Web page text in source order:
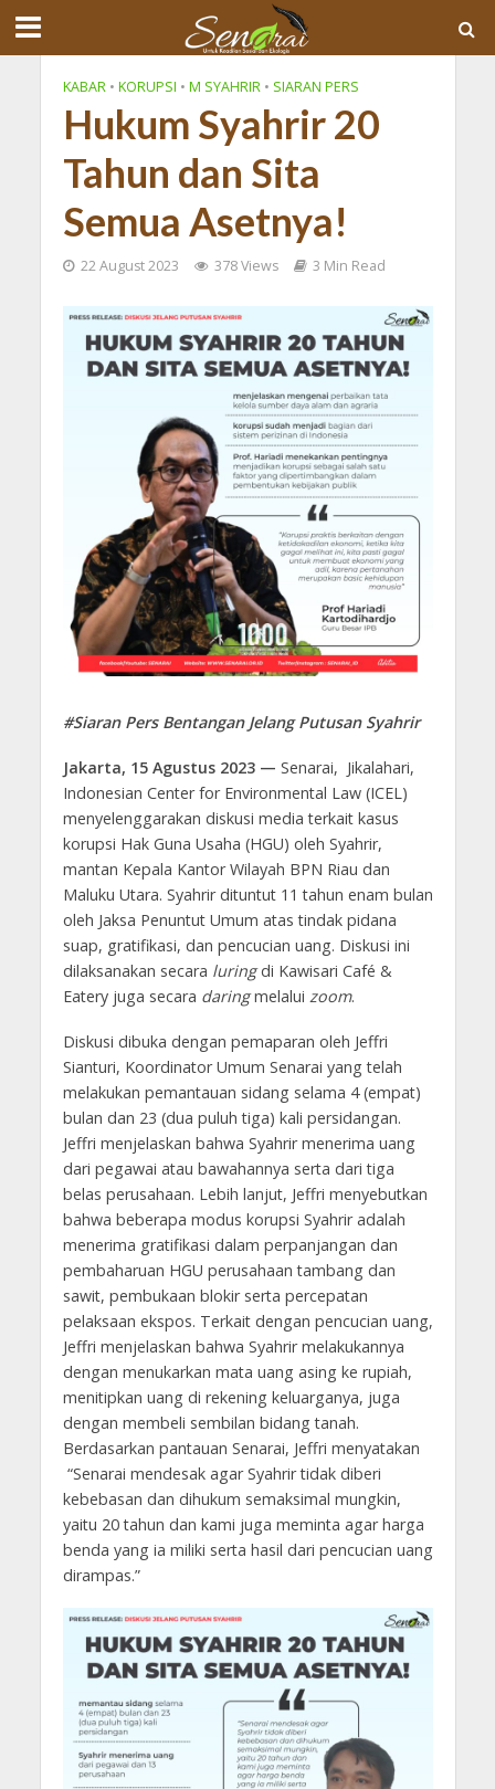
KABAR • KORUPSI • M SYAHRIR • SIARAN PERS
Hukum Syahrir 20
Tahun dan Sita
Semua Asetnya!
22 August 2023 378 Views 3 Min Read
#Siaran Pers Bentangan Jelang Putusan Syahrir
Jakarta, 15 Agustus 2023 — Senarai, Jikalahari,
Indonesian Center for Environmental Law (ICEL)
menyelenggarakan diskusi media terkait kasus
korupsi Hak Guna Usaha (HGU) oleh Syahrir,
mantan Kepala Kantor Wilayah BPN Riau dan
Maluku Utara. Syahrir dituntut 11 tahun enam bulan
oleh Jaksa Penuntut Umum atas tindak pidana
suap, gratifikasi, dan pencucian uang. Diskusi ini
dilaksanakan secara luringdi Kawisari Café &
Eatery juga secara daringmelalui zoom.
Diskusi dibuka dengan pemaparan oleh Jeffri
Sianturi, Koordinator Umum Senarai yang telah
melakukan pemantauan sidang selama 4 (empat)
bulan dan 23 (dua puluh tiga) kali persidangan.
Jeffri menjelaskan bahwa Syahrir menerima uang
dari pegawai atau bawahannya serta dari tiga
belas perusahaan. Lebih lanjut, Jeffri menyebutkan
bahwa beberapa modus korupsi Syahrir adalah
menerima gratifikasi dalam perpanjangan dan
pembaharuan HGU perusahaan tambang dan
sawit, pembukaan blokir serta percepatan
pelaksaan ekspos. Terkait dengan pencucian uang,
Jeffri menjelaskan bahwa Syahrir melakukannya
dengan menukarkan mata uang asing ke rupiah,
menitipkan uang di rekening keluarganya, juga
dengan membeli sembilan bidang tanah.
Berdasarkan pantauan Senarai, Jeffri menyatakan
“Senarai mendesak agar Syahrir tidak diberi
kebebasan dan dihukum semaksimal mungkin,
yaitu 20 tahun dan kami juga meminta agar harga
benda yang ia miliki serta hasil dari pencucian uang
dirampas.”